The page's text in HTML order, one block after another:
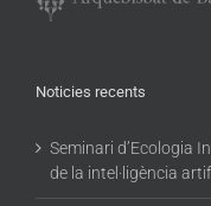
Noticies recents
Seminari d’Ecologia
de la intel·ligència